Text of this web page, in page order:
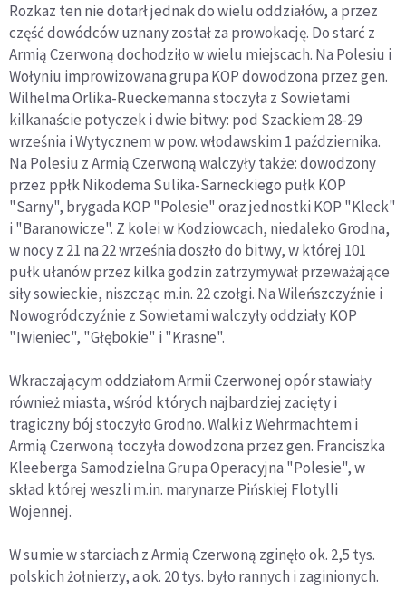
Rozkaz ten nie dotarł jednak do wielu oddziałów, a przez
część dowódców uznany został za prowokację. Do starć z
Armią Czerwoną dochodziło w wielu miejscach. Na Polesiu i
Wołyniu improwizowana grupa KOP dowodzona przez gen.
Wilhelma Orlika-Rueckemanna stoczyła z Sowietami
kilkanaście potyczek i dwie bitwy: pod Szackiem 28-29
września i Wytycznem w pow. włodawskim 1 października.
Na Polesiu z Armią Czerwoną walczyły także: dowodzony
przez ppłk Nikodema Sulika-Sarneckiego pułk KOP
"Sarny", brygada KOP "Polesie" oraz jednostki KOP "Kleck"
i "Baranowicze". Z kolei w Kodziowcach, niedaleko Grodna,
w nocy z 21 na 22 września doszło do bitwy, w której 101
pułk ułanów przez kilka godzin zatrzymywał przeważające
siły sowieckie, niszcząc m.in. 22 czołgi. Na Wileńszczyźnie i
Nowogródczyźnie z Sowietami walczyły oddziały KOP
"Iwieniec", "Głębokie" i "Krasne".
Wkraczającym oddziałom Armii Czerwonej opór stawiały
również miasta, wśród których najbardziej zacięty i
tragiczny bój stoczyło Grodno. Walki z Wehrmachtem i
Armią Czerwoną toczyła dowodzona przez gen. Franciszka
Kleeberga Samodzielna Grupa Operacyjna "Polesie", w
skład której weszli m.in. marynarze Pińskiej Flotylli
Wojennej.
W sumie w starciach z Armią Czerwoną zginęło ok. 2,5 tys.
polskich żołnierzy, a ok. 20 tys. było rannych i zaginionych.